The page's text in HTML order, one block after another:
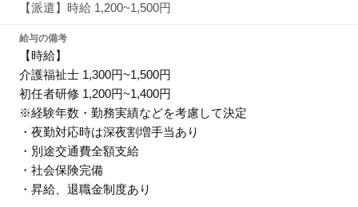
【派遣】時給 1,200~1,500円
給与の備考
【時給】
介護福祉士 1,300円~1,500円
初任者研修 1,200円~1,400円
※経験年数・勤務実績などを考慮して決定
・夜勤対応時は深夜割増手当あり
・別途交通費全額支給
・社会保険完備
・昇給、退職金制度あり